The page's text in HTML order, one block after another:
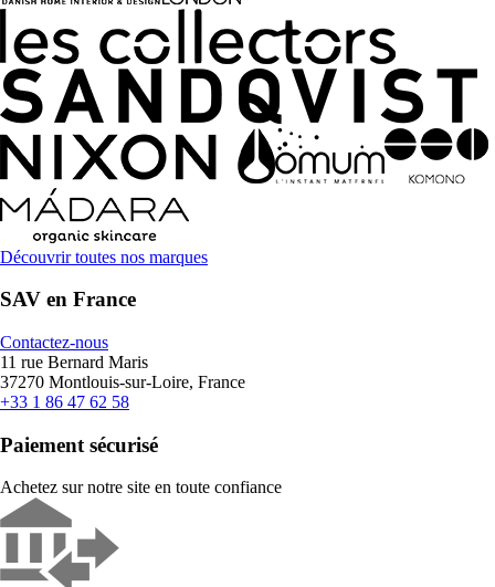
Découvrir toutes nos marques
SAV en France
Contactez-nous
11 rue Bernard Maris
37270 Montlouis-sur-Loire, France
+33 1 86 47 62 58
Paiement sécurisé
Achetez sur notre site en toute confiance